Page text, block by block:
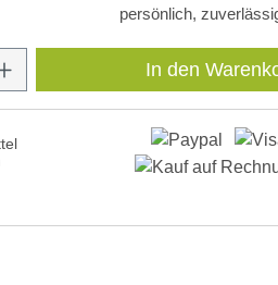
persönlich,
Gib den In den